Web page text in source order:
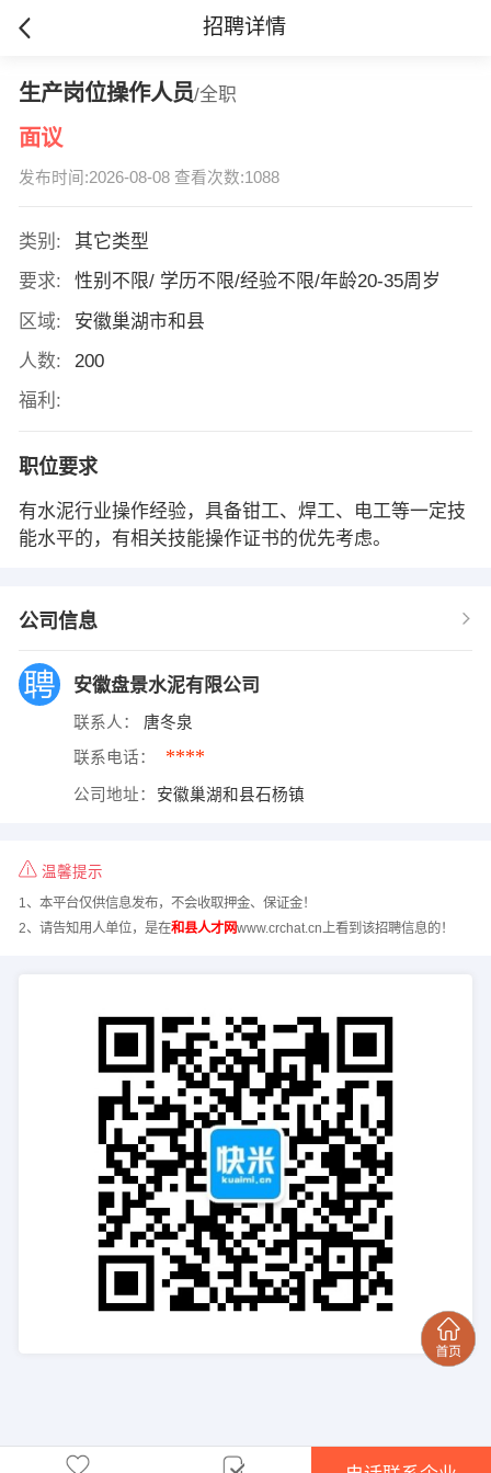
招聘详情
生产岗位操作人员/全职
面议
发布时间:2026-08-08 查看次数:1088
类别:
其它类型
要求:
性别不限/ 学历不限/经验不限/年龄20-35周岁
区域:
安徽巢湖市和县
人数:
200
福利:
职位要求
有水泥行业操作经验，具备钳工、焊工、电工等一定技
能水平的，有相关技能操作证书的优先考虑。
公司信息
安徽盘景水泥有限公司
联系人： 唐冬泉
联系电话： ****
公司地址： 安徽巢湖和县石杨镇
温馨提示
1、本平台仅供信息发布，不会收取押金、保证金！
2、请告知用人单位，是在和县人才网www.crchat.cn上看到该招聘信息的！